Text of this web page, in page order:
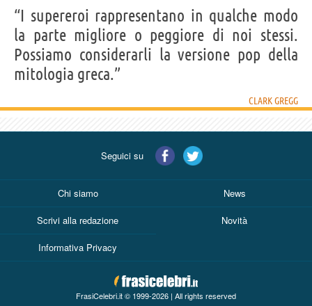
Acquista film di Clark Gregg su
Frasi, citazioni e aforismi di Clark Gregg
3IN ITALIANO
Personaggi affini perCAST GENERI
“I supereroi rappresentano in qualche modo
la parte migliore o peggiore di noi stessi.
Possiamo considerarli la versione pop della
mitologia greca.”
CLARK GREGG
Seguici su
Chi siamo News
Scrivi alla redazione Novità
Informativa Privacy
FrasiCelebri.it © 1999-2026 | All rights reserved